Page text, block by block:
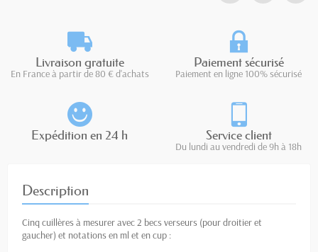
Livraison gratuite
En France à partir de 80 € d'achats
Paiement sécurisé
Paiement en ligne 100% sécurisé
Expédition en 24 h Service client
Du lundi au vendredi de 9h à 18h
Description
Cinq cuillères à mesurer avec 2 becs verseurs (pour droitier et
gaucher) et notations en ml et en cup :